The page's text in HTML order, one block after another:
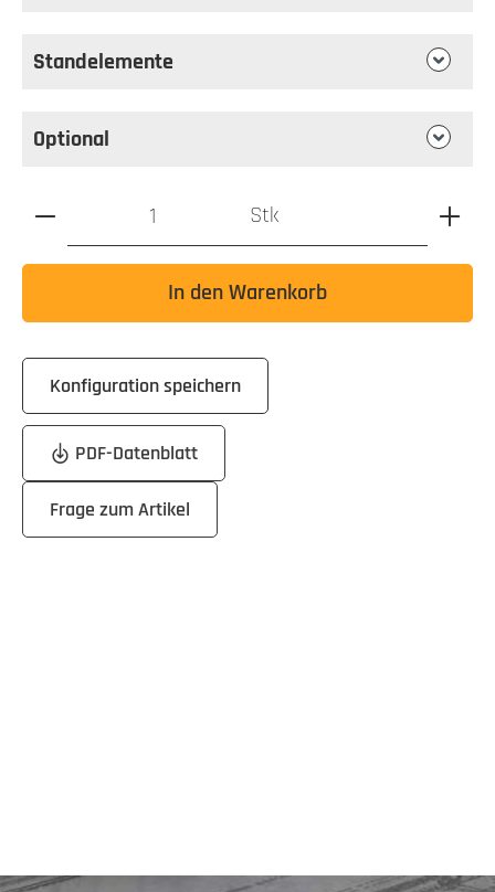
Standelemente
Optional
Produkt Anzahl: Gib den gewünschten Wert ein oder
Stk
In den Warenkorb
Konfiguration speichern
PDF-Datenblatt
Frage zum Artikel